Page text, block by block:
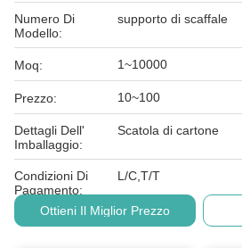
Numero Di
Modello:
supporto di scaffale
Moq: 1~10000
Prezzo: 10~100
Dettagli Dell'
Imballaggio:
Scatola di cartone
Condizioni Di
Pagamento:
L/C,T/T
Ottieni Il Miglior Prezzo